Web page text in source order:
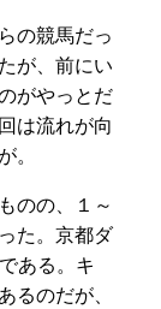
の競馬だっ
が、前にい
がやっとだ
は流れが向
のの、１～
た。京都ダ
ある。キ
のだが、